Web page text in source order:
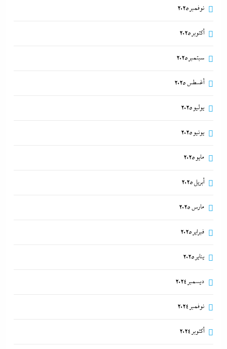
نوفمبر 2025
أكتوبر 2025
سبتمبر 2025
أغسطس 2025
يوليو 2025
يونيو 2025
مايو 2025
أبريل 2025
مارس 2025
فبراير 2025
يناير 2025
ديسمبر 2024
نوفمبر 2024
أكتوبر 2024